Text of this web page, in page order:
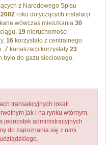
z Narodowego Spisu
2002 roku dotyczących instalacji
wówczas mieszkania 30
19 nieruchomości
16 korzystało z centralnego
Z kanalizacji korzystały 23
było do gazu sieciowego.
transakcyjnych lokali
jak i na rynku wtórnym.
jednostek administracyjnych
do zapoznania się z nimi